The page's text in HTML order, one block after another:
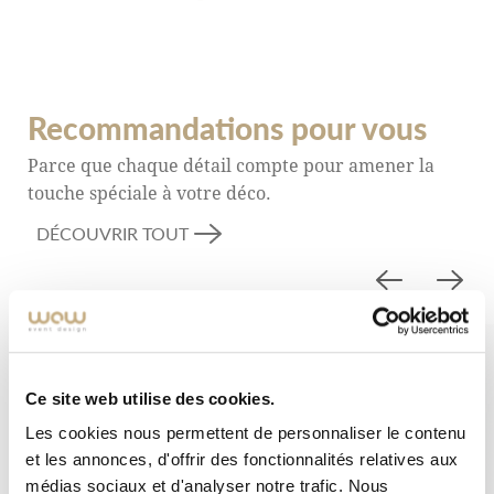
Ce site web utilise des cookies.
Les cookies nous permettent de personnaliser le contenu
et les annonces, d'offrir des fonctionnalités relatives aux
médias sociaux et d'analyser notre trafic. Nous
Recommandations pour vous
Parce que chaque détail compte pour amener la
touche spéciale à votre déco.
DÉCOUVRIR TOUT